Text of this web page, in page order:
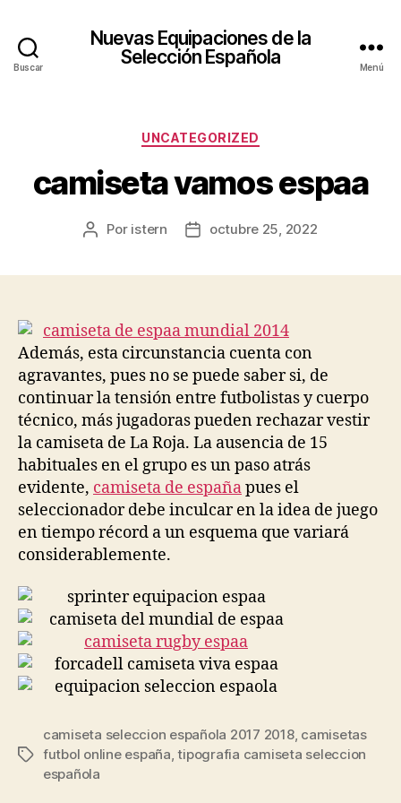
Buscar
Nuevas Equipaciones de la
Selección Española
Menú
Categorías
UNCATEGORIZED
camiseta vamos espaa
Autor
Por istern
Fechaoctubre 25, 2022
Además, esta circunstancia cuenta con
agravantes, pues no se puede saber si, de
continuar la tensión entre futbolistas y cuerpo
técnico, más jugadoras pueden rechazar vestir
la camiseta de La Roja. La ausencia de 15
habituales en el grupo es un paso atrás
evidente, camiseta de españapues el
seleccionador debe inculcar en la idea de juego
en tiempo récord a un esquema que variará
considerablemente.
Etiquetas
camiseta seleccion española 2017 2018, camisetas
futbol online españa,tipografia camiseta seleccion
española